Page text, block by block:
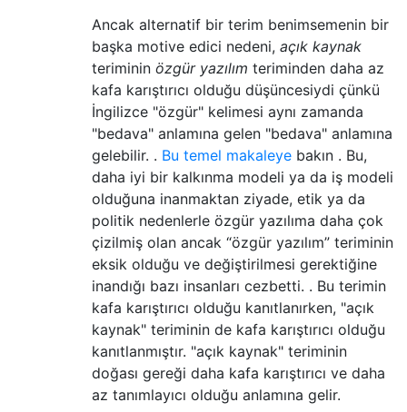
Ancak alternatif bir terim benimsemenin bir
başka motive edici nedeni, açık kaynak
teriminin özgür yazılım teriminden daha az
kafa karıştırıcı olduğu düşüncesiydi çünkü
İngilizce "özgür" kelimesi aynı zamanda
"bedava" anlamına gelen "bedava" anlamına
gelebilir. . Bu temel makaleye bakın . Bu,
daha iyi bir kalkınma modeli ya da iş modeli
olduğuna inanmaktan ziyade, etik ya da
politik nedenlerle özgür yazılıma daha çok
çizilmiş olan ancak “özgür yazılım” teriminin
eksik olduğu ve değiştirilmesi gerektiğine
inandığı bazı insanları cezbetti. . Bu terimin
kafa karıştırıcı olduğu kanıtlanırken, "açık
kaynak" teriminin de kafa karıştırıcı olduğu
kanıtlanmıştır. "açık kaynak" teriminin
doğası gereği daha kafa karıştırıcı ve daha
az tanımlayıcı olduğu anlamına gelir.